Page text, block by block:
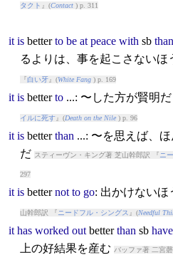
タクト 』(Contact) p. 311
it is better to be at peace with sb than
るよりは、事を起こさないほ
『白い牙』(White Fang) p. 169
it is better to...: 〜した方が賢明だ
イルに死す』(Death on the Nile) p. 96
it is better than ...: 〜を思えば、
だ スティーヴン・キング著 芝山幹郎訳 『 ニ
297
it is better not to go: 出かけないほ
山幹郎訳 『 ニードフル・シングス 』(Needful
it has worked out better than sb have
上の好結果を産む バッファ著 二宮